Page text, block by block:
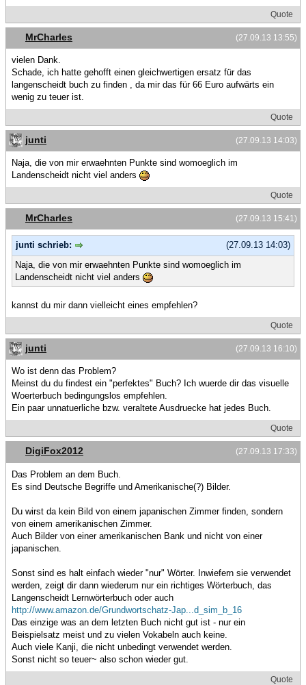
Quote
(27.09.13 13:55)
MrCharles
vielen Dank.
Schade, ich hatte gehofft einen gleichwertigen ersatz für das
langenscheidt buch zu finden , da mir das für 66 Euro aufwärts ein
wenig zu teuer ist.
Quote
(27.09.13 14:03)
junti
Naja, die von mir erwaehnten Punkte sind womoeglich im
Landenscheidt nicht viel anders
Quote
(27.09.13 15:41)
MrCharles
(27.09.13 14:03)
junti schrieb:
Naja, die von mir erwaehnten Punkte sind womoeglich im
Landenscheidt nicht viel anders
kannst du mir dann vielleicht eines empfehlen?
Quote
(27.09.13 16:10)
junti
Wo ist denn das Problem?
Meinst du du findest ein "perfektes" Buch? Ich wuerde dir das visuelle
Woerterbuch bedingungslos empfehlen.
Ein paar unnatuerliche bzw. veraltete Ausdruecke hat jedes Buch.
Quote
(27.09.13 17:33)
DigiFox2012
Das Problem an dem Buch.
Es sind Deutsche Begriffe und Amerikanische(?) Bilder.
Du wirst da kein Bild von einem japanischen Zimmer finden, sondern
von einem amerikanischen Zimmer.
Auch Bilder von einer amerikanischen Bank und nicht von einer
japanischen.
Sonst sind es halt einfach wieder "nur" Wörter. Inwiefern sie verwendet
werden, zeigt dir dann wiederum nur ein richtiges Wörterbuch, das
Langenscheidt Lernwörterbuch oder auch
http://www.amazon.de/Grundwortschatz-Jap...d_sim_b_16
Das einzige was an dem letzten Buch nicht gut ist - nur ein
Beispielsatz meist und zu vielen Vokabeln auch keine.
Auch viele Kanji, die nicht unbedingt verwendet werden.
Sonst nicht so teuer~ also schon wieder gut.
Quote